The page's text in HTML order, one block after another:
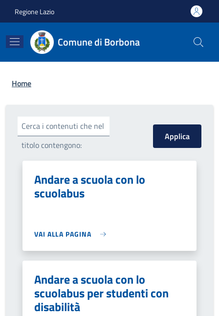
Regione Lazio
Comune di Borbona
Briciole di pane
Home
Cerca i contenuti che nel
titolo contengono:
Andare a scuola con lo
scuolabus
VAI ALLA PAGINA
Andare a scuola con lo
scuolabus per studenti con
disabilità